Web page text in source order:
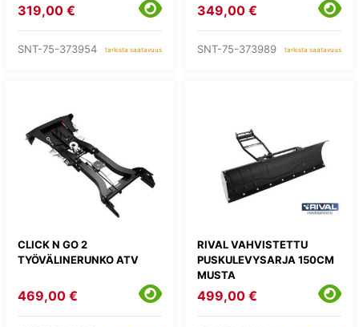
319,00 €
SNT-75-373954 tarkista saatavuus
349,00 €
SNT-75-373989 tarkista saatavuus
CLICK N GO 2
TYÖVÄLINERUNKO ATV
469,00 €
RIVAL VAHVISTETTU
PUSKULEVYSARJA 150CM
MUSTA
499,00 €